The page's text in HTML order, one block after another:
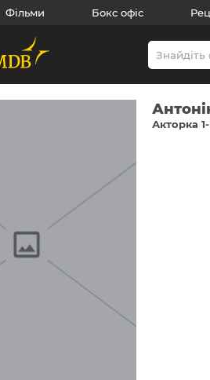
Фільми Бокс офіс
Акторка